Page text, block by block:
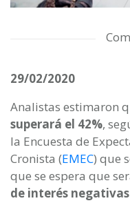
29/02/2020
Analistas estimaron
superará el 42%,
la Encuesta de
Cronista (EMEC) que
que se espera que
de interés